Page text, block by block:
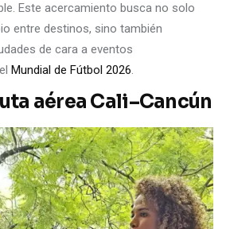
Este acercamiento busca no solo
entre destinos, sino también
de cara a eventos
Mundial de Fútbol 2026.
aérea Cali–Cancún